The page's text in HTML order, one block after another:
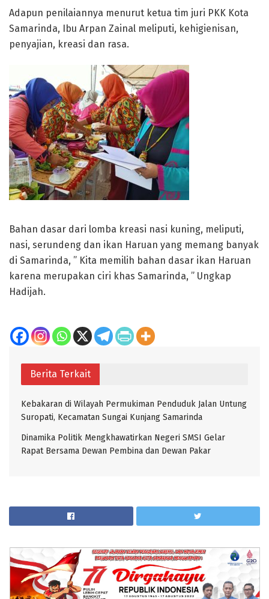
Adapun penilaiannya menurut ketua tim juri PKK Kota
Samarinda, Ibu Arpan Zainal meliputi, kehigienisan,
penyajian, kreasi dan rasa.
Bahan dasar dari lomba kreasi nasi kuning, meliputi,
nasi, serundeng dan ikan Haruan yang memang banyak
di Samarinda, ” Kita memilih bahan dasar ikan Haruan
karena merupakan ciri khas Samarinda, ” Ungkap
Hadijah.
Berita Terkait
Kebakaran di Wilayah Permukiman Penduduk Jalan Untung
Suropati, Kecamatan Sungai Kunjang Samarinda
Dinamika Politik Mengkhawatirkan Negeri SMSI Gelar
Rapat Bersama Dewan Pembina dan Dewan Pakar